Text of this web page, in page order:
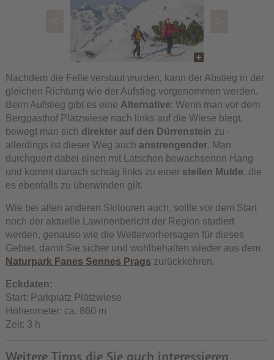
Nachdem die Felle verstaut wurden, kann der Abstieg in der
gleichen Richtung wie der Aufstieg vorgenommen werden.
Beim Aufstieg gibt es eine Alternative: Wenn man vor dem
Berggasthof Plätzwiese nach links auf die Wiese biegt,
bewegt man sich direkter auf den Dürrenstein zu -
allerdings ist dieser Weg auch anstrengender. Man
durchquert dabei einen mit Latschen bewachsenen Hang
und kommt danach schräg links zu einer steilen Mulde, die
es ebenfalls zu überwinden gilt.
Wie bei allen anderen Skitouren auch, sollte vor dem Start
noch der aktuelle Lawinenbericht der Region studiert
werden, genauso wie die Wettervorhersagen für dieses
Gebiet, damit Sie sicher und wohlbehalten wieder aus dem
Naturpark Fanes Sennes Prags zurückkehren.
Eckdaten:
Start: Parkplatz Plätzwiese
Höhenmeter: ca. 860 m
Zeit: 3 h
Weitere Tipps die Sie auch interessieren